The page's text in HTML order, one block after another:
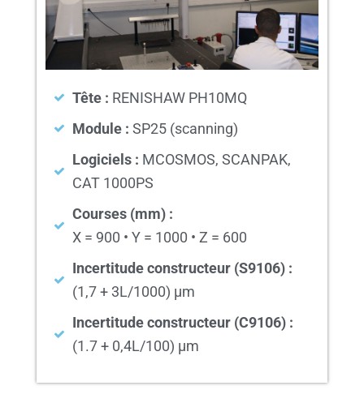
Tête : RENISHAW PH10MQ
Module : SP25 (scanning)
Logiciels : MCOSMOS, SCANPAK,
CAT 1000PS
Courses (mm) :
X = 900 • Y = 1000 • Z = 600
Incertitude constructeur (S9106) :
(1,7 + 3L/1000) µm
Incertitude constructeur (C9106) :
(1.7 + 0,4L/100) µm